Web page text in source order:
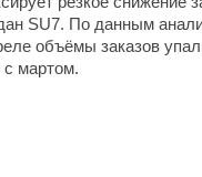
SU7. По данным
объёмы заказов
мартом.